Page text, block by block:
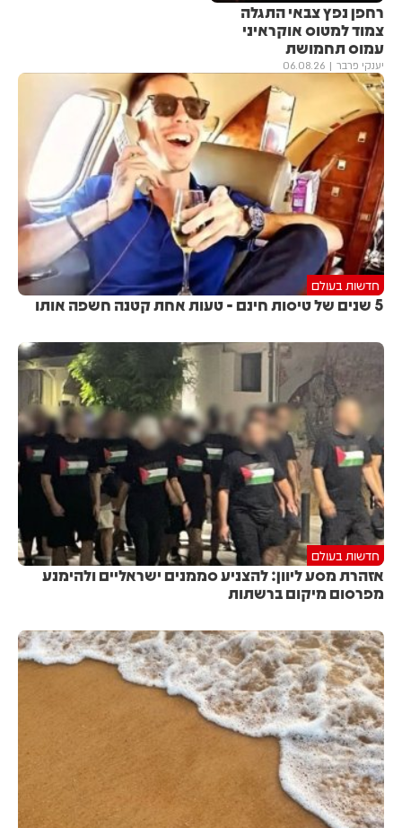
רחפן נפץ צבאי התגלה
צמוד למטוס אוקראיני
עמוס תחמושת
יענקי פרבר 06.08.26
חדשות בעולם
5 שנים של טיסות חינם - טעות אחת קטנה חשפה אותו
חדשות בעולם
אזהרת מסע ליוון: להצניע סממנים ישראליים ולהימנע
מפרסום מיקום ברשתות